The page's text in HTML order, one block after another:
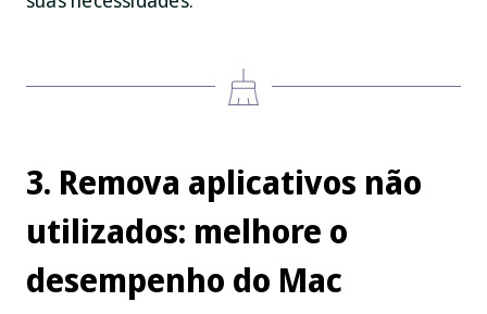
3. Remova aplicativos não
utilizados: melhore o
desempenho do Mac